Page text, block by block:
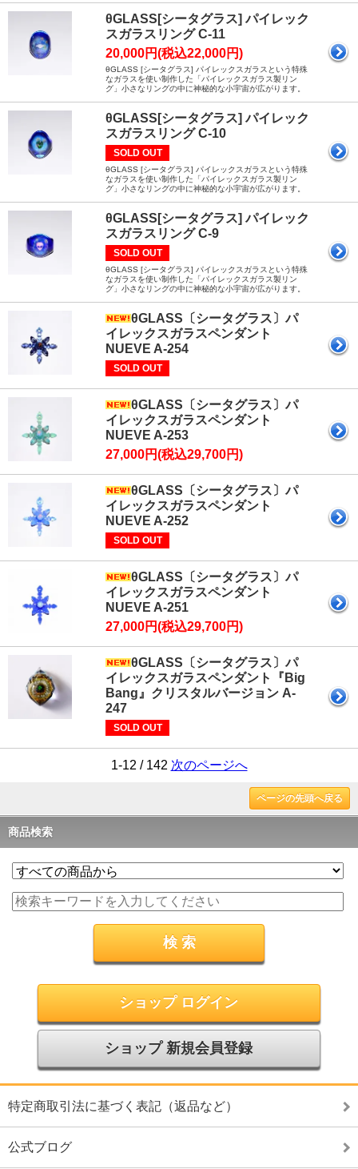
θGLASS[シータグラス] パイレック
スガラスリング C-11
20,000円(税込22,000円)
θGLASS [シータグラス] パイレックスガラスという特殊
なガラスを使い制作した「パイレックスガラス製リン
グ」小さなリングの中に神秘的な小宇宙が広がります。
θGLASS[シータグラス] パイレック
スガラスリング C-10
SOLD OUT
θGLASS [シータグラス] パイレックスガラスという特殊
なガラスを使い制作した「パイレックスガラス製リン
グ」小さなリングの中に神秘的な小宇宙が広がります。
θGLASS[シータグラス] パイレック
スガラスリング C-9
SOLD OUT
θGLASS [シータグラス] パイレックスガラスという特殊
なガラスを使い制作した「パイレックスガラス製リン
グ」小さなリングの中に神秘的な小宇宙が広がります。
θGLASS〔シータグラス〕パ
イレックスガラスペンダント
NUEVE A-254
SOLD OUT
θGLASS〔シータグラス〕パ
イレックスガラスペンダント
NUEVE A-253
27,000円(税込29,700円)
θGLASS〔シータグラス〕パ
イレックスガラスペンダント
NUEVE A-252
SOLD OUT
θGLASS〔シータグラス〕パ
イレックスガラスペンダント
NUEVE A-251
27,000円(税込29,700円)
θGLASS〔シータグラス〕パ
イレックスガラスペンダント『Big
Bang』クリスタルバージョン A-
247
SOLD OUT
1-12 / 142 次のページへ
ページの先頭へ戻る
商品検索
ショップ ログイン
ショップ 新規会員登録
特定商取引法に基づく表記（返品など）
公式ブログ